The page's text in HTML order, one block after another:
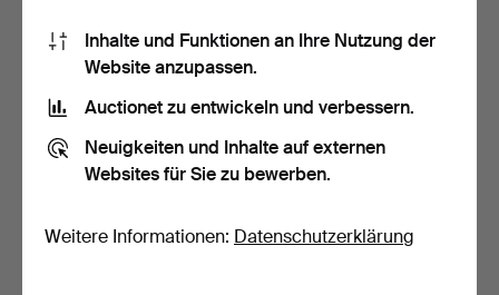
HANS-AGNE JAKOBSSON.
WANDLEUCHTE Glas/
Beendet 4. Dez 2025
8 Gebote
HANS-AGNE JAKOBSSON.
WANDLEUCHTE, Messing.
1 Gebot
Inhalte und Funktionen an Ihre Nutzung der
Website anzupassen.
Auctionet zu entwickeln und verbessern.
Neuigkeiten und Inhalte auf externen
Websites für Sie zu bewerben.
Weitere Informationen: Datenschutzerklärung